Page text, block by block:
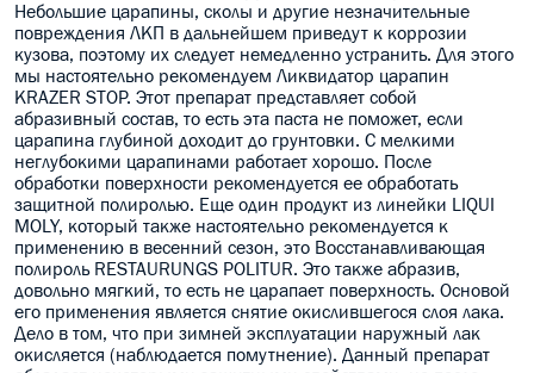
Небольшие царапины, сколы и другие незначительные
повреждения ЛКП в дальнейшем приведут к коррозии
кузова, поэтому их следует немедленно устранить. Для этого
мы настоятельно рекомендуем Ликвидатор царапин
KRAZER STOP. Этот препарат представляет собой
абразивный состав, то есть эта паста не поможет, если
царапина глубиной доходит до грунтовки. С мелкими
неглубокими царапинами работает хорошо. После
обработки поверхности рекомендуется ее обработать
защитной полиролью. Еще один продукт из линейки LIQUI
MOLY, который также настоятельно рекомендуется к
применению в весенний сезон, это Восстанавливающая
полироль RESTAURUNGS POLITUR. Это также абразив,
довольно мягкий, то есть не царапает поверхность. Основой
его применения является снятие окислившегося слоя лака.
Дело в том, что при зимней эксплуатации наружный лак
окисляется (наблюдается помутнение). Данный препарат